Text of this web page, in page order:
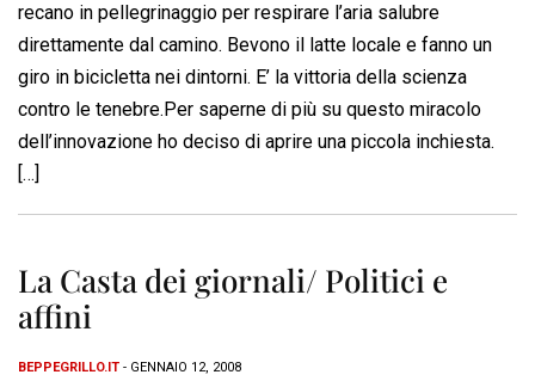
recano in pellegrinaggio per respirare l’aria salubre
direttamente dal camino. Bevono il latte locale e fanno un
giro in bicicletta nei dintorni. E’ la vittoria della scienza
contro le tenebre.Per saperne di più su questo miracolo
dell’innovazione ho deciso di aprire una piccola inchiesta.
[…]
La Casta dei giornali/ Politici e
affini
BEPPEGRILLO.IT - GENNAIO 12, 2008